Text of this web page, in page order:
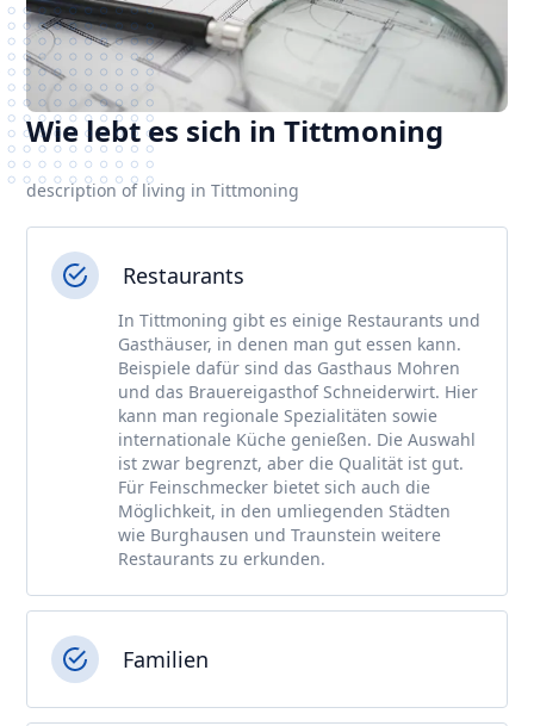
Wie lebt es sich in Tittmoning
description of living in Tittmoning
Restaurants
In Tittmoning gibt es einige Restaurants und
Gasthäuser, in denen man gut essen kann.
Beispiele dafür sind das Gasthaus Mohren
und das Brauereigasthof Schneiderwirt. Hier
kann man regionale Spezialitäten sowie
internationale Küche genießen. Die Auswahl
ist zwar begrenzt, aber die Qualität ist gut.
Für Feinschmecker bietet sich auch die
Möglichkeit, in den umliegenden Städten
wie Burghausen und Traunstein weitere
Restaurants zu erkunden.
Familien